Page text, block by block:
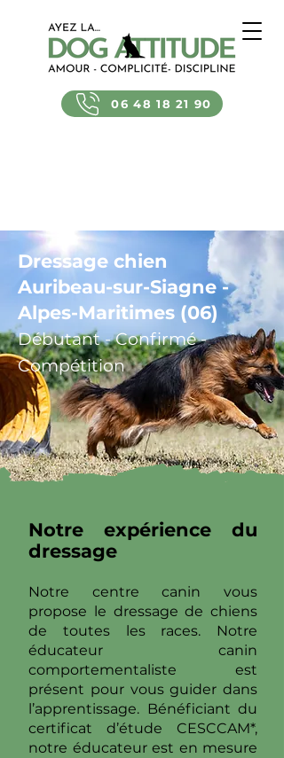
06 48 18 21 90
Dressage chien
Auribeau-sur-Siagne -
Alpes-Maritimes (06)
Débutant - Confirmé -
Compétition
Notre expérience du
dressage
Notre centre canin vous
propose le dressage de chiens
de toutes les races. Notre
éducateur canin
comportementaliste est
présent pour vous guider dans
l’apprentissage. Bénéficiant du
certificat d’étude CESCCAM*,
notre éducateur est en mesure